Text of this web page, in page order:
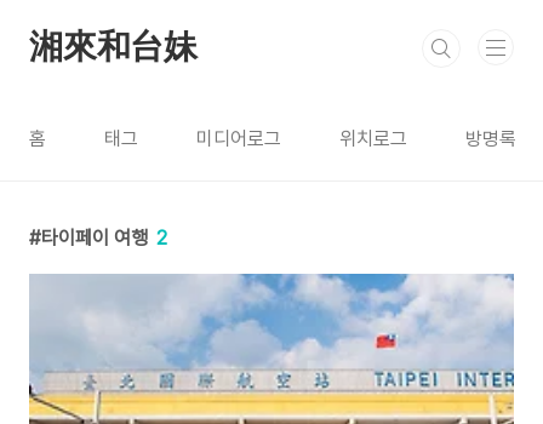
湘來和台妹
홈 태그 미디어로그 위치로그 방명록
타이페이 여행 2